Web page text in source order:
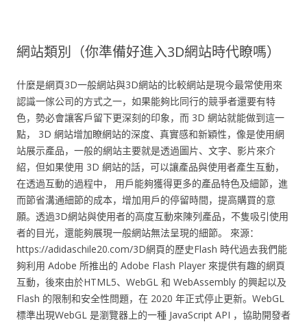
網站類別（你準備好進入3D網站時代瞭嗎）
什麼是網頁3D一般網站與3D網站的比較網站是現今最常使用來
認識一傢公司的方式之一，如果能夠比同行的競爭者還要有特
色，勢必會讓客戶留下更深刻的印象，而 3D 網站就能做到這一
點， 3D 網站增加瞭網站的深度、真實感和新穎性，像是使用網
站展示產品，一般的網站主要就是透過圖片、文字、影片來介
紹，但如果使用 3D 網站的話，可以讓產品與使用者產生互動，
在透過互動的過程中， 用戶能夠獲得更多的產品特色及細節，進
而節省溝通細節的成本，增加用戶的停留時間，提高購買的意
願。透過3D網站與使用者的高度互動來陳列產品，不隻吸引使用
者的目光，還能夠展現一般網站無法呈現的細節。 來源：
https://adidaschile20.com/3D網頁的歷史Flash 時代過去我們能
夠利用 Adobe 所推出的 Adobe Flash Player 來提供有趣的網頁
互動，後來由於HTML5、WebGL 和 WebAssembly 的興起以及
Flash 的限制和安全性問題，在 2020 年正式停止更新。WebGL
標準出現WebGL 是瀏覽器上的一種 JavaScript API ，協助開發者